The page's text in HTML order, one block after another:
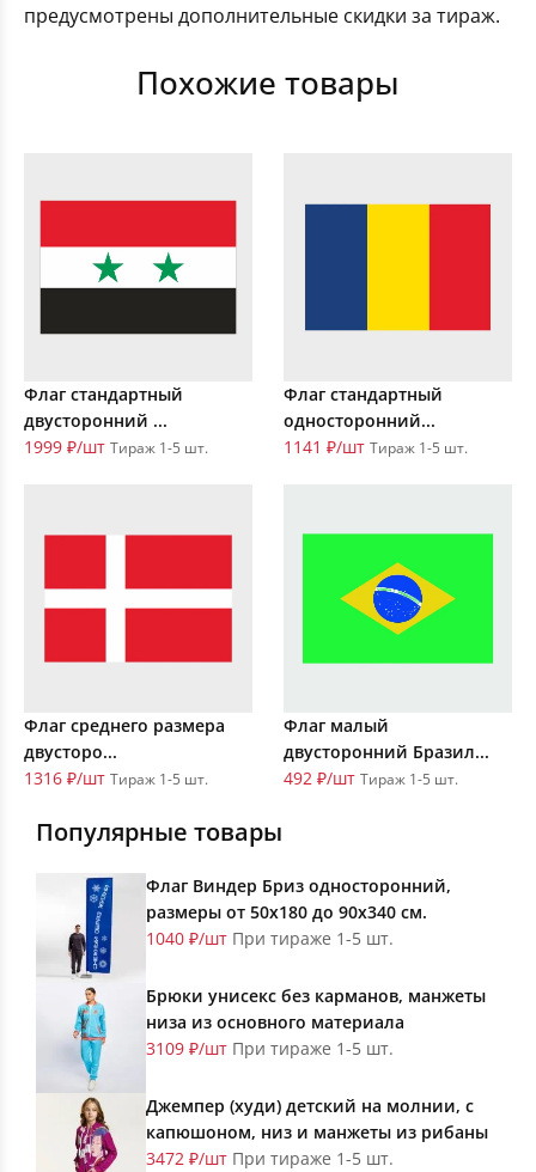
предусмотрены дополнительные скидки за тираж.
Похожие товары
Флаг стандартный
двусторонний ...
1999 ₽/шт Тираж 1-5 шт.
Флаг стандартный
односторонний...
1141 ₽/шт Тираж 1-5 шт.
Флаг среднего размера
двусторо...
1316 ₽/шт Тираж 1-5 шт.
Флаг малый
двусторонний Бразил...
492 ₽/шт Тираж 1-5 шт.
Популярные товары
Флаг Виндер Бриз односторонний,
размеры от 50х180 до 90х340 см.
1040 ₽/шт При тираже 1-5 шт.
Брюки унисекс без карманов, манжеты
низа из основного материала
3109 ₽/шт При тираже 1-5 шт.
Джемпер (худи) детский на молнии, с
капюшоном, низ и манжеты из рибаны
3472 ₽/шт При тираже 1-5 шт.